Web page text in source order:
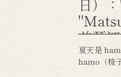
日）
前预
夏天是
hamo（梭